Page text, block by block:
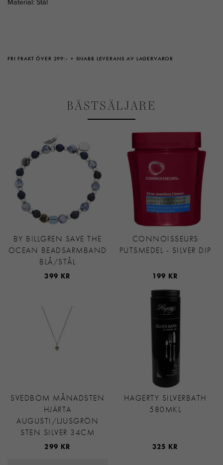
FRI FRAKT ÖVER 299:- SNABB LEVERANS AV LAGERVAROR
BÄSTSÄLJARE
BY BILLGREN SAVE THE
OCEAN BEADSARMBAND
BLÅ/STÅL
399 KR
CONNOISSEURS
PUTSMEDEL - SILVER DIP
199 KR
SVEDBOM MÅNADSTEN
HJÄRTA
AUGUSTI/LJUSGRÖN
STEN SILVER 34CM
299 KR
HAGERTY SILVERBATH
580MKL
325 KR